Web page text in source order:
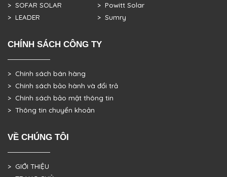
> SOFAR SOLAR
> LEADER
> Powitt Solar
> Sumry
CHÍNH SÁCH CÔNG TY
> Chính sách bán hàng
> Chính sách bảo hành và đổi trả
> Chính sách bảo mật thông tin
> Thông tin chuyển khoản
VỀ CHÚNG TÔI
> GIỚI THIỆU